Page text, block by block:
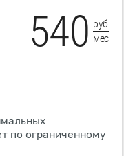
540 руб
мес
по ограниченному